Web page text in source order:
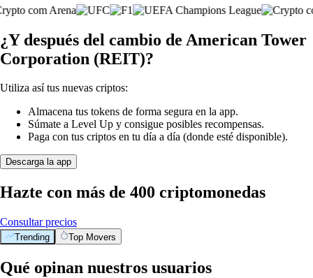
¿Y después del cambio de American Tower
Corporation (REIT)?
Utiliza así tus nuevas criptos:
Almacena tus tokens de forma segura en la app.
Súmate a Level Up y consigue posibles recompensas.
Paga con tus criptos en tu día a día (donde esté disponible).
Descarga la app
Hazte con más de 400 criptomonedas
Consultar precios
Trending Top Movers
Qué opinan nuestros usuarios